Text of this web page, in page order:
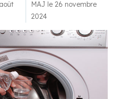
MAJ le 26 novembre
2024